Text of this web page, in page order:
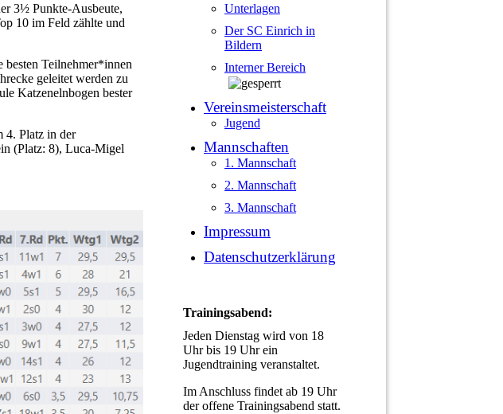
3½ Punkte-Ausbeute,
10 im Feld zählte und
besten Teilnehmer*innen
geleitet werden zu
Katzenelnbogen bester
4. Platz in der
(Platz: 8), Luca-Migel
Unterlagen
Der SC Einrich in
Bildern
Interner Bereich
Vereinsmeisterschaft
Jugend
Mannschaften
1. Mannschaft
2. Mannschaft
3. Mannschaft
Impressum
Datenschutzerklärung
Trainingsabend:
Jeden Dienstag wird von 18
Uhr bis 19 Uhr ein
Jugendtraining veranstaltet.
Im Anschluss findet ab 19 Uhr
der offene Trainingsabend statt.